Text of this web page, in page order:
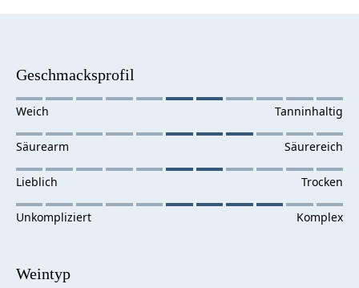
Geschmacksprofil
Weintyp